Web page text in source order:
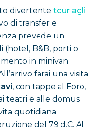
divertente tour agli
di transfer e
prevede un
(hotel, B&B, porti o
in minivan
farai una visita
, con tappe al Foro,
teatri e alle domus
quotidiana
del 79 d.C. Al